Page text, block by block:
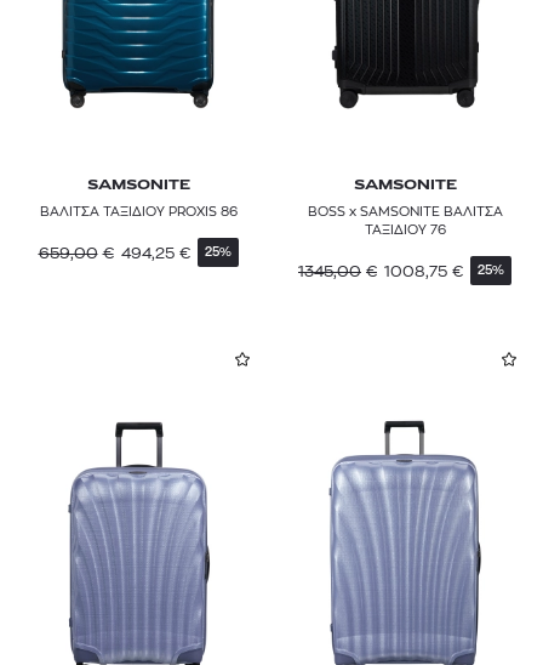
SAMSONITE
ΒΑΛΙΤΣΑ ΤΑΞΙΔΙΟΥ PROXIS 86
659,00 € 494,25 € 25%
SAMSONITE
BOSS x SAMSONITE ΒΑΛΙΤΣΑ
ΤΑΞΙΔΙΟΥ 76
1345,00 € 1008,75 € 25%